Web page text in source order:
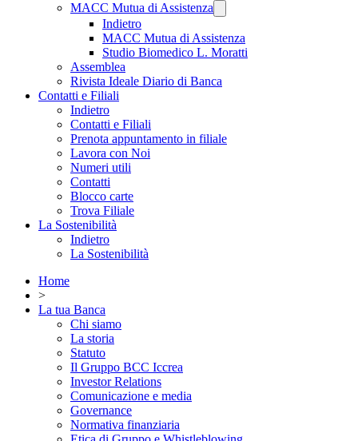
MACC Mutua di Assistenza
Indietro
MACC Mutua di Assistenza
Studio Biomedico L. Moratti
Assemblea
Rivista Ideale Diario di Banca
Contatti e Filiali
Indietro
Contatti e Filiali
Prenota appuntamento in filiale
Lavora con Noi
Numeri utili
Contatti
Blocco carte
Trova Filiale
La Sostenibilità
Indietro
La Sostenibilità
Home
>
La tua Banca
Chi siamo
La storia
Statuto
Il Gruppo BCC Iccrea
Investor Relations
Comunicazione e media
Governance
Normativa finanziaria